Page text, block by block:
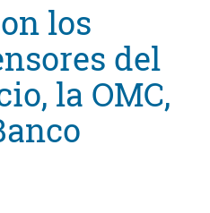
los
del
la OMC,